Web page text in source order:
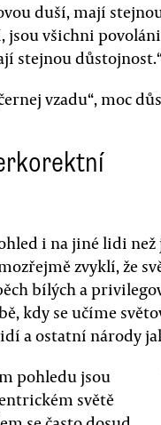
duší, mají
všichni
stejnou
vzadu“, moc
i na jiné lidi
zvyklí, že
bílých a
kdy se učíme
a ostatní národy
pohledu jsou
světě